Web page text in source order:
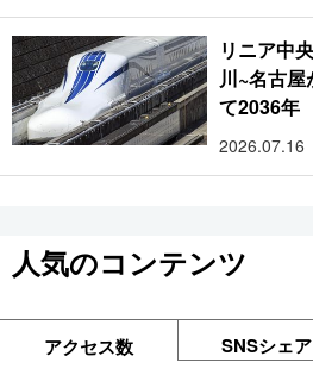
リニア中
川~名古屋
て2036年
2026.07.16
人気のコンテンツ
アクセス数 SNSシェア